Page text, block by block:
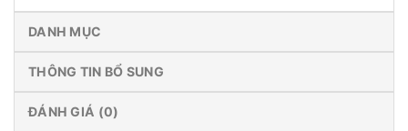
DANH MỤC
THÔNG TIN BỔ SUNG
ĐÁNH GIÁ (0)